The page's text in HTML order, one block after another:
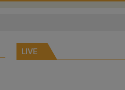
LIVE